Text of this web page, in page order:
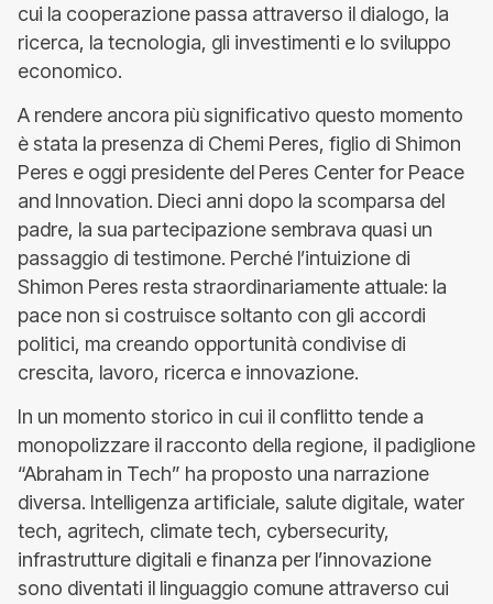
cui la cooperazione passa attraverso il dialogo, la
ricerca, la tecnologia, gli investimenti e lo sviluppo
economico.
A rendere ancora più significativo questo momento
è stata la presenza di Chemi Peres, figlio di Shimon
Peres e oggi presidente del Peres Center for Peace
and Innovation. Dieci anni dopo la scomparsa del
padre, la sua partecipazione sembrava quasi un
passaggio di testimone. Perché l’intuizione di
Shimon Peres resta straordinariamente attuale: la
pace non si costruisce soltanto con gli accordi
politici, ma creando opportunità condivise di
crescita, lavoro, ricerca e innovazione.
In un momento storico in cui il conflitto tende a
monopolizzare il racconto della regione, il padiglione
“Abraham in Tech” ha proposto una narrazione
diversa. Intelligenza artificiale, salute digitale, water
tech, agritech, climate tech, cybersecurity,
infrastrutture digitali e finanza per l’innovazione
sono diventati il linguaggio comune attraverso cui